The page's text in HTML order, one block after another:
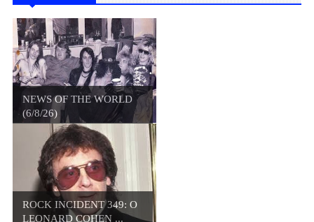
NEWS OF THE WORLD
(6/8/26)
ROCK INCIDENT 349: O
LEONARD COHEN ...